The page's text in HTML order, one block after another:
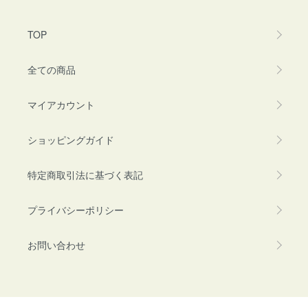
TOP
全ての商品
マイアカウント
ショッピングガイド
特定商取引法に基づく表記
プライバシーポリシー
お問い合わせ